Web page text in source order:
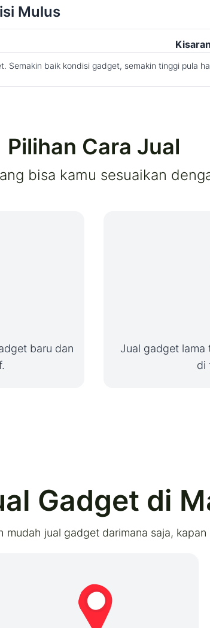
Mulus
Semakin baik kondisi gadget, semakin tinggi pula
Pilihan Cara Jual
bisa kamu sesuaikan
baru dan
Jual gadget lama
di
Gadget di
mudah jual gadget darimana saja, kapan